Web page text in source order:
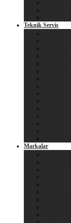
Teknik Servis
Markalar